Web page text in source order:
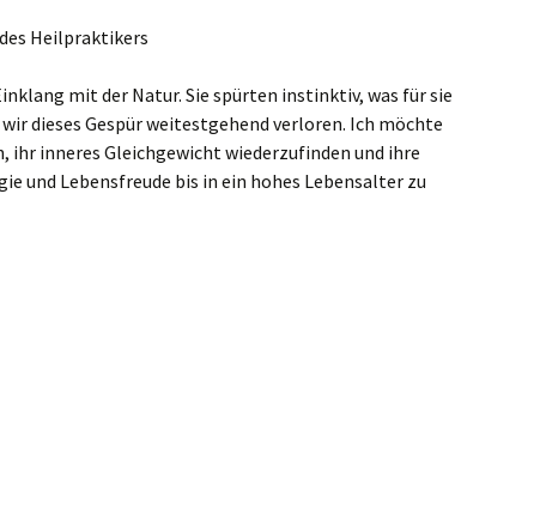
Heilpraktikers
mit der Natur. Sie spürten instinktiv, was für sie
dieses Gespür weitestgehend verloren. Ich möchte
inneres Gleichgewicht wiederzufinden und ihre
und Lebensfreude bis in ein hohes Lebensalter zu